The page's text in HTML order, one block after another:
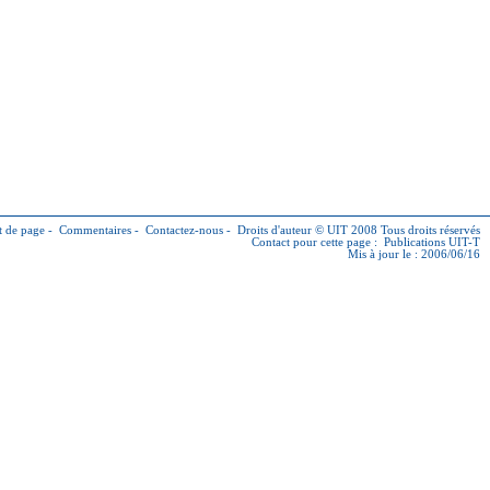
de page - Commentaires - Contactez-nous - Droits d'auteur © UIT 2008 Tous droits réservés
Contact pour cette page : Publications UIT-T
Mis à jour le : 2006/06/16